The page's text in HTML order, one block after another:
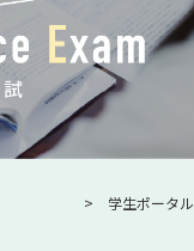
学生ポータル